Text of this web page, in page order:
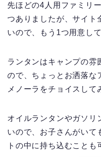
先ほどの4人用ファミリ
つありましたが、サイト
いので、もう1つ用意し
ランタンはキャンプの雰
ので、ちょっとお洒落な
メノーラをチョイスして
オイルランタンやガソリ
いので、お子さんがいて
トの中に持ち込むことも